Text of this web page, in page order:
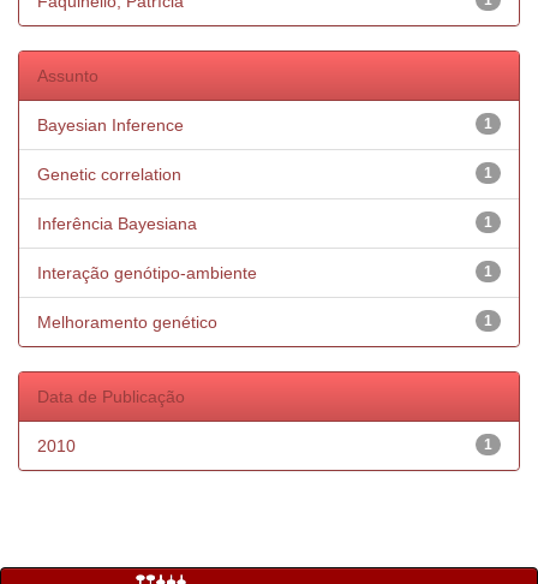
Assunto
1
Bayesian Inference
1
Genetic correlation
1
Inferência Bayesiana
1
Interação genótipo-ambiente
1
Melhoramento genético
Data de Publicação
1
2010